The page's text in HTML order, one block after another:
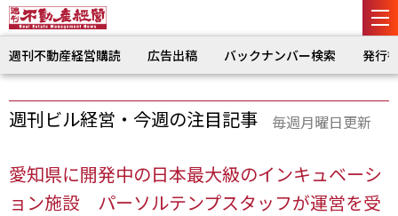
週刊不動産経営購読 広告出稿 バックナンバー検索 発行
週刊ビル経営・今週の注目記事 毎週月曜日更新
愛知県に開発中の日本最大級のインキュベーシ
ョン施設 パーソルテンプスタッフが運営を受